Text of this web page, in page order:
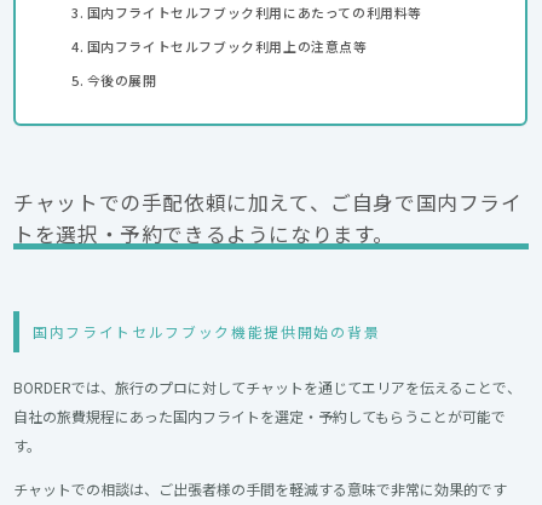
国内フライトセルフブック利用にあたっての利用料等
国内フライトセルフブック利用上の注意点等
今後の展開
チャットでの手配依頼に加えて、ご自身で国内フライ
トを選択・予約できるようになります。
国内フライトセルフブック機能提供開始の背景
BORDERでは、旅行のプロに対してチャットを通じてエリアを伝えることで、
自社の旅費規程にあった国内フライトを選定・予約してもらうことが可能で
す。
チャットでの相談は、ご出張者様の手間を軽減する意味で非常に効果的です